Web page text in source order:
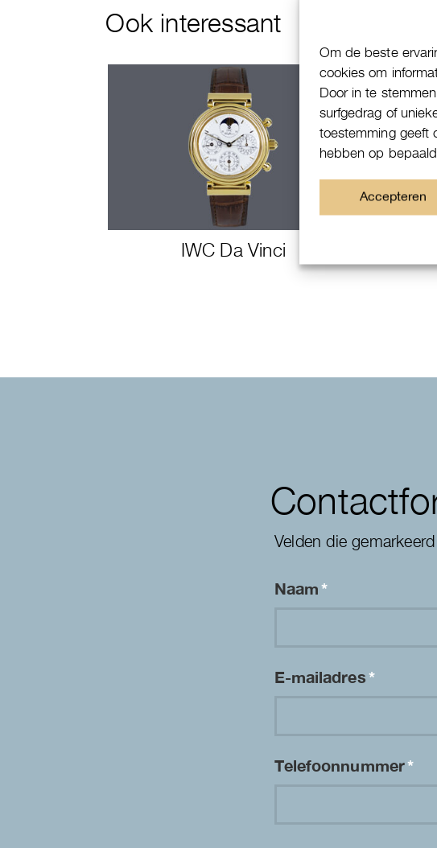
Om de beste
cookies om
Door in te
surfgedrag of
toestemming geeft
hebben op
Accepteren
Ook interessant
IWC Da Vinci
Velden die
Naam*
E-mailadres*
Telefoonnummer*